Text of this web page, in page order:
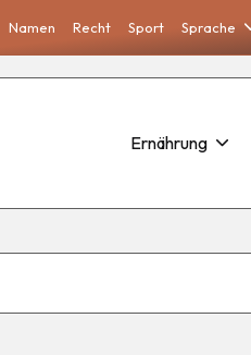
Namen Recht Sport Sprache
Ernährung